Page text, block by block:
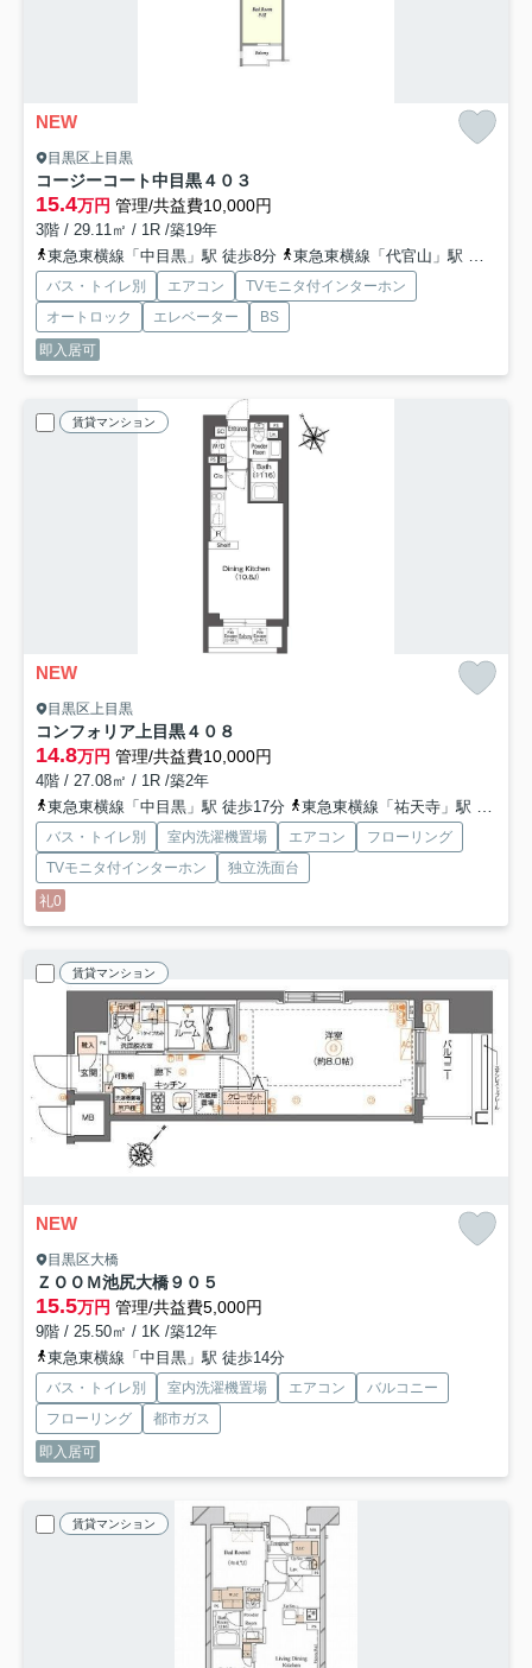
NEW
目黒区上目黒
コージーコート中目黒４０３
15.4万円 管理/共益費10,000円
3階 / 29.11㎡ / 1R /築19年
東急東横線「中目黒」駅 徒歩8分
東急東横線「代官山」駅 徒歩14分
バス・トイレ別 エアコン
TVモニタ付インターホン
オートロック
エレベーター
BS
即入居可
賃貸マンション
NEW
目黒区上目黒
コンフォリア上目黒４０８
14.8万円 管理/共益費10,000円
4階 / 27.08㎡ / 1R /築2年
東急東横線「中目黒」駅 徒歩17分
東急東横線「祐天寺」駅 徒歩14分
バス・トイレ別 室内洗濯機置場 エアコン
フローリング
TVモニタ付インターホン
独立洗面台
礼0
賃貸マンション
NEW
目黒区大橋
ＺＯＯＭ池尻大橋９０５
15.5万円 管理/共益費5,000円
9階 / 25.50㎡ / 1K /築12年
東急東横線「中目黒」駅 徒歩14分
バス・トイレ別 室内洗濯機置場 エアコン
バルコニー
フローリング
都市ガス
即入居可
賃貸マンション